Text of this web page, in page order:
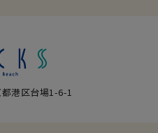
港区台場1-6-1